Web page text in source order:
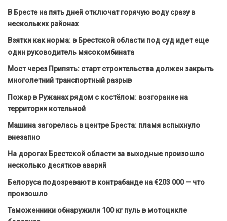
В Бресте на пять дней отключат горячую воду сразу в
нескольких районах
Взятки как норма: в Брестской области под суд идет еще
один руководитель мясокомбината
Мост через Припять: старт строительства должен закрыть
многолетний транспортный разрыв
Пожар в Ружанах рядом с костёлом: возгорание на
территории котельной
Машина загорелась в центре Бреста: пламя вспыхнуло
внезапно
На дорогах Брестской области за выходные произошло
несколько десятков аварий
Белоруса подозревают в контрабанде на €203 000 — что
произошло
Таможенники обнаружили 100 кг пуль в мотоцикле